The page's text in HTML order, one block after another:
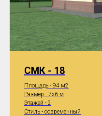
СМК - 18
Площадь - 94 м2
Размер - 7x6 м
Этажей - 2
Стиль - современный